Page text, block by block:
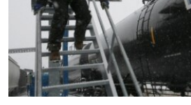
Learning English
СОЦИАЛЬНЫЕ СЕТИ